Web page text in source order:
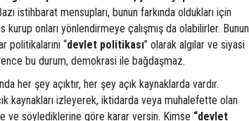
istihbarat mensupları, bunun farkında oldukları için
onları yönlendirmeye çalışmış da olabilirler. Bunun
politikalarını “devlet politikası” olarak algılar ve siyasi
bu durum, demokrasi ile bağdaşmaz.
her şey açıktır, her şey açık kaynaklarda vardır.
kaynakları izleyerek, iktidarda veya muhalefette olan
ve söylediklerine göre karar versin. Kimse “devlet